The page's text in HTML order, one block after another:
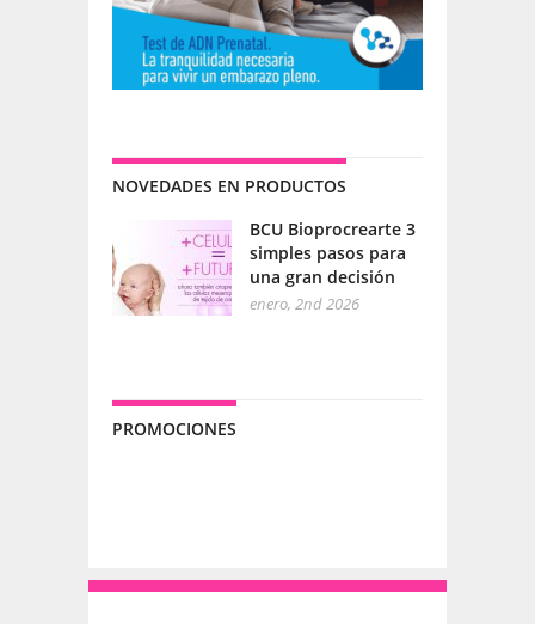
NOVEDADES EN PRODUCTOS
BCU Bioprocrearte 3
simples pasos para
una gran decisión
enero, 2nd 2026
PROMOCIONES